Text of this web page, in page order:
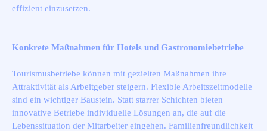
effizient einzusetzen.
Konkrete Maßnahmen für Hotels und Gastronomiebetriebe
Tourismusbetriebe können mit gezielten Maßnahmen ihre
Attraktivität als Arbeitgeber steigern. Flexible Arbeitszeitmodelle
sind ein wichtiger Baustein. Statt starrer Schichten bieten
innovative Betriebe individuelle Lösungen an, die auf die
Lebenssituation der Mitarbeiter eingehen. Familienfreundlichkeit